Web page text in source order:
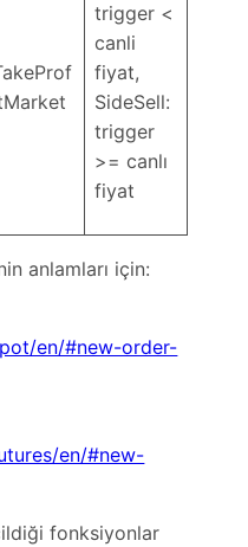
trigger <
canli
fiyat,
SideSell:
trigger
>= canlı
fiyat
anlamları için:
en/#new-order-
en/#new-
fonksiyonlar